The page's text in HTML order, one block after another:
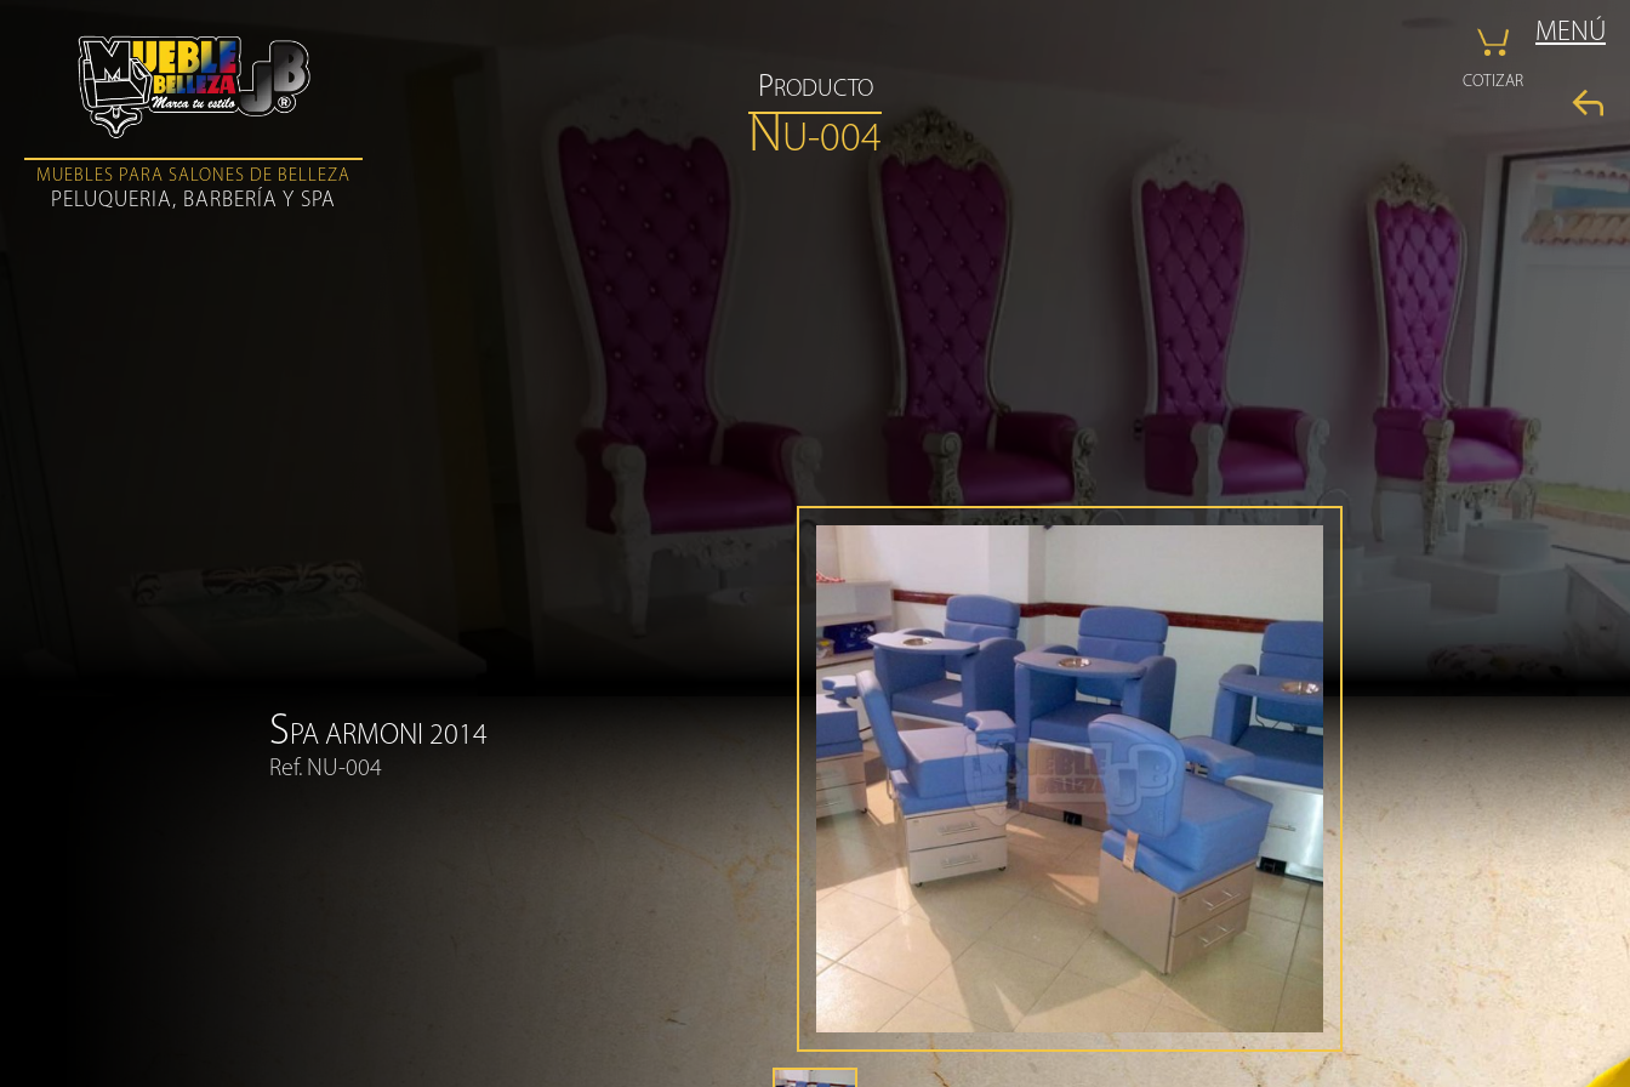
MUEBLES PARA SALONES DE BELLEZA
PELUQUERIA, BARBERÍA Y SPA
MENÚ
COTIZAR
PRODUCTO
NU-004
S PA ARMONI 2014
Ref. NU-004